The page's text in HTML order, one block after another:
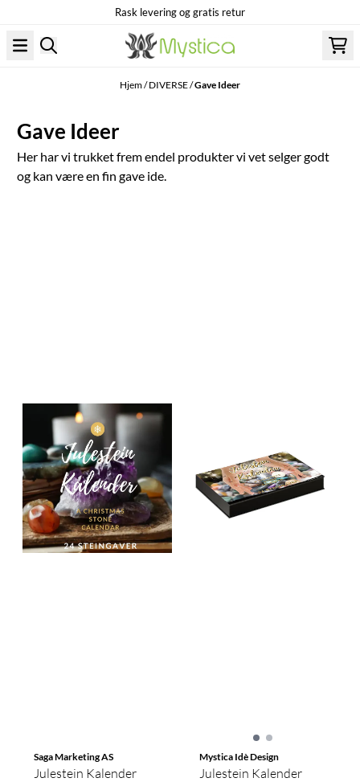
Rask levering og gratis retur
Hjem/DIVERSE/Gave Ideer
Gave Ideer
Her har vi trukket frem endel produkter vi vet selger godt
og kan være en fin gave ide.
Saga Marketing AS
Julestein Kalender
Mystica Idè Design
Julestein Kalender